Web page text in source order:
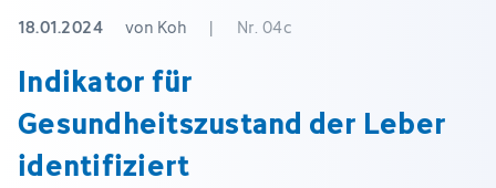
18.01.2024 von Koh | Nr. 04c
Indikator für
Gesundheitszustand der Leber
identifiziert